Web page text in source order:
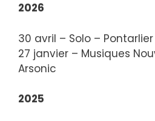
2026
30 avril – Solo –
27 janvier – Musiques
Arsonic
2025